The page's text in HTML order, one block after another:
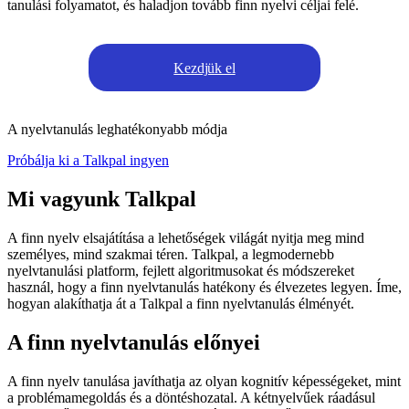
tanulási folyamatot, és haladjon tovább finn nyelvi céljai felé.
Kezdjük el
A nyelvtanulás leghatékonyabb módja
Próbálja ki a Talkpal ingyen
Mi vagyunk Talkpal
A finn nyelv elsajátítása a lehetőségek világát nyitja meg mind
személyes, mind szakmai téren. Talkpal, a legmodernebb
nyelvtanulási platform, fejlett algoritmusokat és módszereket
használ, hogy a finn nyelvtanulás hatékony és élvezetes legyen. Íme,
hogyan alakíthatja át a Talkpal a finn nyelvtanulás élményét.
A finn nyelvtanulás előnyei
A finn nyelv tanulása javíthatja az olyan kognitív képességeket, mint
a problémamegoldás és a döntéshozatal. A kétnyelvűek ráadásul